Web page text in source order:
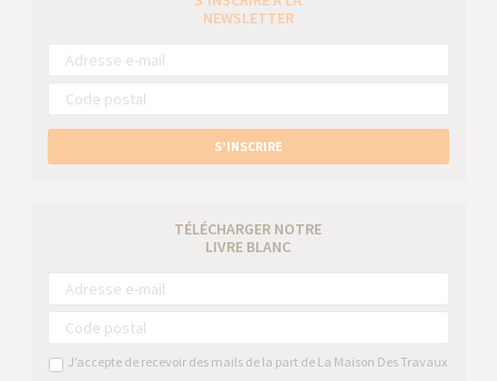
NEWSLETTER
S’INSCRIRE
TÉLÉCHARGER NOTRE
LIVRE BLANC
J’accepte de recevoir des mails de la part de La Maison Des Travaux